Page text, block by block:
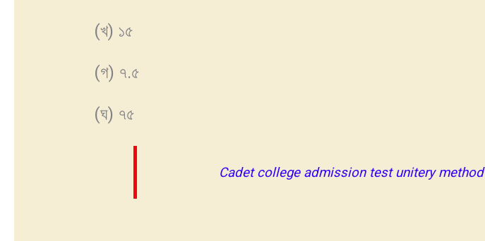
(খ) ১৫
(গ) ৭.৫
(ঘ) ৭৫
Cadet college admission test unitery method